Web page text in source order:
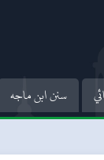
سنن ابن ماجه